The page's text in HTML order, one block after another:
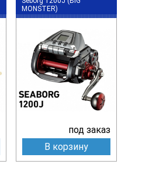
MONSTER)
под заказ
В корзину